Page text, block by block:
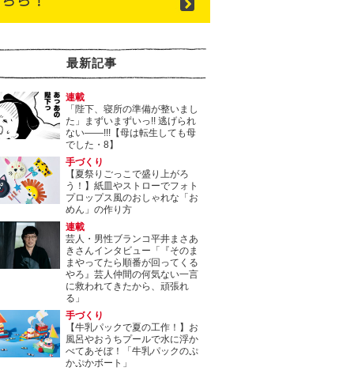
最新記事
連載
「陛下、寝所の準備が整いまし
た」まずいまずいっ!! 逃げられ
ない――!!!【母は転生しても母
でした・8】
手づくり
【夏祭りごっこで盛り上がろ
う！】紙皿やストローでフォト
プロップス風のおしゃれな「お
めん」の作り方
連載
芸人・男性ブランコ平井まさあ
きさんインタビュー「『そのま
まやってたら順番が回ってくる
やろ』芸人仲間の何気ない一言
に救われてきたから、頑張れ
る」
手づくり
【牛乳パックで夏の工作！】お
風呂やおうちプールで水に浮か
べてあそぼ！「牛乳パックのぷ
かぷかボート」